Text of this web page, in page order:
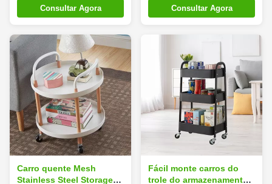
armazenamento dos
utensílios de mesa
Consultar Agora
Kitchen Metal 3 do
organizador
Consultar Agora
Carro quente Mesh
Stainless Steel Storage
Fácil monte carros do
trole do armazenamento